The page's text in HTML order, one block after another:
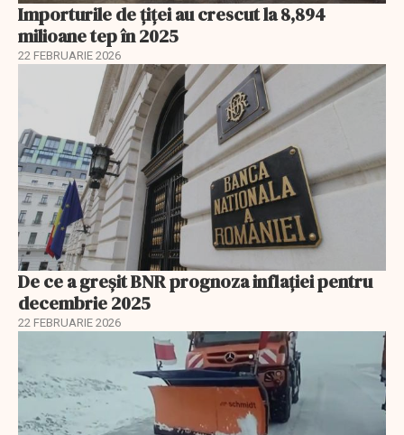
Importurile de țiței au crescut la 8,894
milioane tep în 2025
22 FEBRUARIE 2026
De ce a greșit BNR prognoza inflației pentru
decembrie 2025
22 FEBRUARIE 2026